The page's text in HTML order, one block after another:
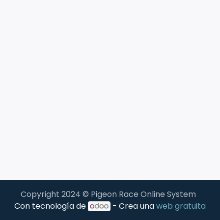
Copyright 2024 © Pigeon Race Online System
Con tecnología de
- Crea unaweb gratuita